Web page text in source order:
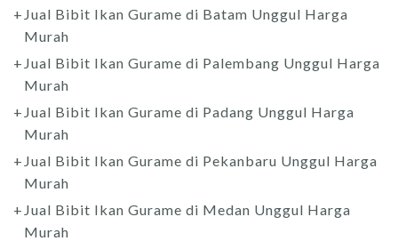
Jual Bibit Ikan Gurame di Batam Unggul Harga
Murah
Jual Bibit Ikan Gurame di Palembang Unggul Harga
Murah
Jual Bibit Ikan Gurame di Padang Unggul Harga
Murah
Jual Bibit Ikan Gurame di Pekanbaru Unggul Harga
Murah
Jual Bibit Ikan Gurame di Medan Unggul Harga
Murah